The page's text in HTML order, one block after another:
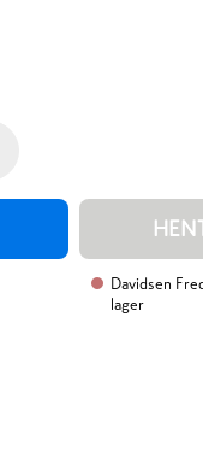
Davidsen
lager